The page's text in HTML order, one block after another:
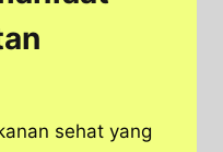
sehat yang